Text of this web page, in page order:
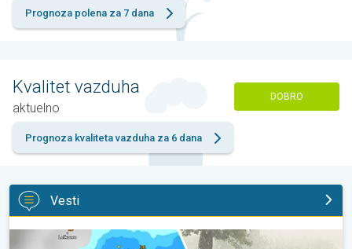
Prognoza polena za 7 dana
Kvalitet vazduha
aktuelno
DOBRO
Prognoza kvaliteta vazduha za 6 dana
Vesti
Krupna zrna grada u Poljskoj. Nevreme pogodilo naselja. . .